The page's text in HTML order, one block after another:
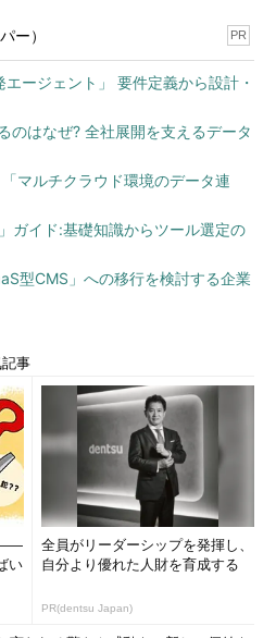
る。その点、自分がどちらのシス
かで、転職条件が大きく変わってく
ンサルタントを希望する人も増え
きにSAPでもOracleでもどちらでも
しいですね。経験年数としては2
募者のレジュメを拝見し、SAPの導
らからコンサルタントを勧めるこ
歳前後がベストです」
トの経験は、エンジニアとしての
識、テクニカルなバックグラウン
ルタントとなるには業務知識が必
が見えてくる。例えば24、25歳
てSAPの導入を経験した後、30歳
ントを経験し、業務知識を身に付け
ルファされていたりすると、35歳
キャリアが積まれているわけで
サルタントは“狭き門”だが、必ず
ければ業務知識が習得できないわけ
ー） PR
ージェント」 要件定義から設計・
のはなぜ? 全社展開を支えるデータ
マルチクラウド環境のデータ連
ガイド:基礎知識からツール選定の
型CMS」への移行を検討する企業
事
――
い
全員がリーダーシップを発揮し、
自分より優れた人財を育成する
PR(dentsu Japan)